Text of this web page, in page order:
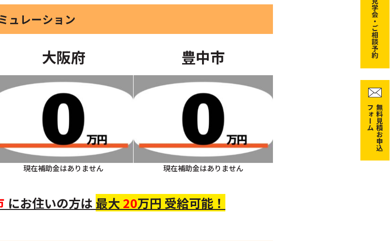
ュレーション
大阪府
現在補助金はありません
豊中市
現在補助金はありません
にお住いの方は 最大 20万円 受給可能！